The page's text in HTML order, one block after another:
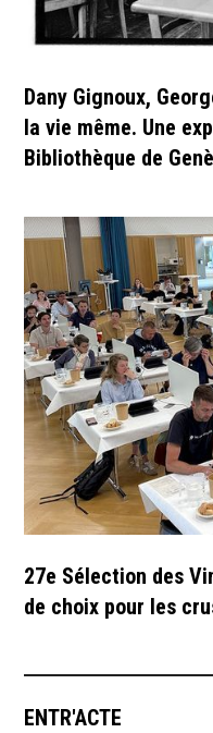
Dany Gignoux,
la vie même. Une
Bibliothèque de
27e Sélection des
de choix pour les
ENTR'ACTE